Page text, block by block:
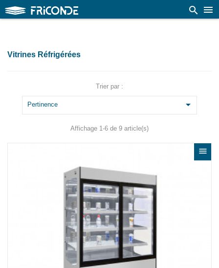

search
Vitrines Réfrigérées
Trier par :
Pertinence 
Affichage 1-6 de 9 article(s)
